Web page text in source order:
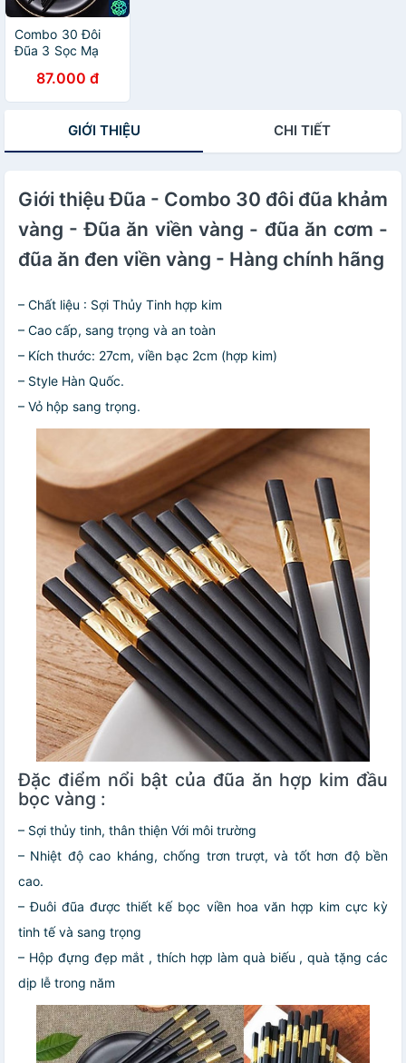
Combo 30 Đôi
Đũa 3 Sọc Mạ
Nhật Bản Kháng
Khuẩn Chịu Nhiệt
87.000 đ
GIỚI THIỆU CHI TIẾT
Giới thiệu Đũa - Combo 30 đôi đũa khảm
vàng - Đũa ăn viền vàng - đũa ăn cơm -
đũa ăn đen viền vàng - Hàng chính hãng
– Chất liệu : Sợi Thủy Tinh hợp kim
– Cao cấp, sang trọng và an toàn
– Kích thước: 27cm, viền bạc 2cm (hợp kim)
– Style Hàn Quốc.
– Vỏ hộp sang trọng.
Đặc điểm nổi bật của đũa ăn hợp kim đầu
bọc vàng :
– Sợi thủy tinh, thân thiện Với môi trường
– Nhiệt độ cao kháng, chống trơn trượt, và tốt hơn độ bền
cao.
– Đuôi đũa được thiết kế bọc viền hoa văn hợp kim cực kỳ
tinh tế và sang trọng
– Hộp đựng đẹp mắt , thích hợp làm quà biếu , quà tặng các
dịp lễ trong năm